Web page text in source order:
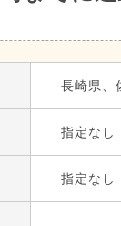
長崎県、
指定なし
指定なし